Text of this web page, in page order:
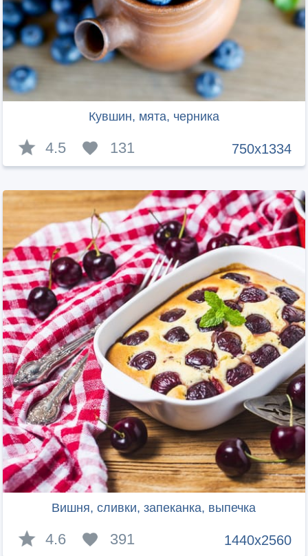
Кувшин, мята, черника
750x1334
4.5 131
Вишня, сливки, запеканка, выпечка
1440x2560
4.6 391